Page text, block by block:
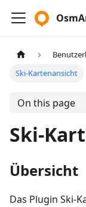
Ski-Kartenansicht
On this page
Ski-
Übersicht
Das Plugin Ski-